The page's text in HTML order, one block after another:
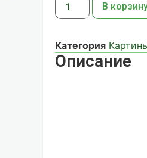
В
Категория
Описание